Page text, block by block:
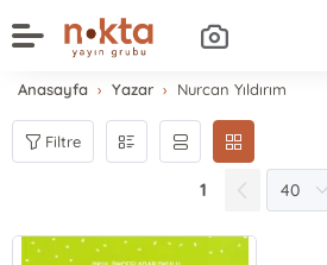
Anasayfa Yazar Nurcan Yıldırım
Filtre
1